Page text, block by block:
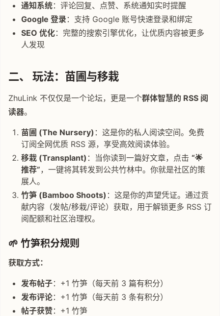
通知系统：评论回复、点赞、系统通知实时提醒
Google 登录 ：支持 Google 账号快速登录和绑定
SEO 优化：完整的搜索引擎优化，让优质内容被更多
人发现
二、 玩法：苗圃与移栽
ZhuLink 不仅仅是一个论坛，更是一个群体智慧的 RSS 阅
读器。
苗圃 (The Nursery) ：这是你的私人阅读空间。免费
订阅全网优质 RSS 源，享受高效阅读体验。
移栽 (Transplant) ：当你读到一篇好文章，点击 “🌟
推荐”，一键将其转发到公共竹林中。你就是社区的策
展人。
竹笋 (Bamboo Shoots) ：这是你的声望凭证。通过贡
献内容（发帖/移栽/评论）获取，用于解锁更多 RSS 订
阅配额和社区治理权。
🌱 竹笋积分规则
获取方式：
发布帖子：+1 竹笋（每天前 3 篇有积分）
发布评论：+1 竹笋（每天前 3 条有积分）
帖子获赞：+1 竹笋